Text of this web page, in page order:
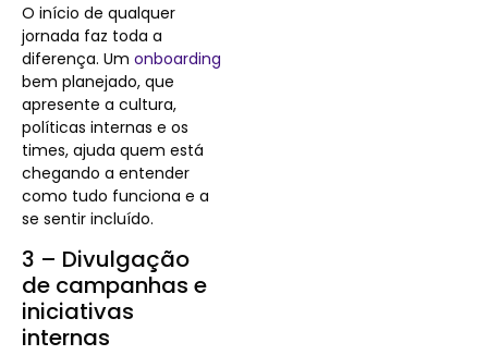
O início de qualquer
jornada faz toda a
diferença. Um onboarding
bem planejado, que
apresente a cultura,
políticas internas e os
times, ajuda quem está
chegando a entender
como tudo funciona e a
se sentir incluído.
3 – Divulgação
de campanhas e
iniciativas
internas